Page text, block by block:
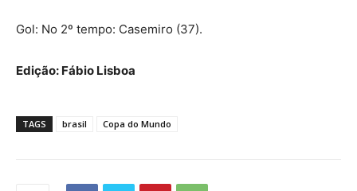
Gol: No 2º tempo: Casemiro (37).
Edição: Fábio Lisboa
TAGS brasil Copa do Mundo